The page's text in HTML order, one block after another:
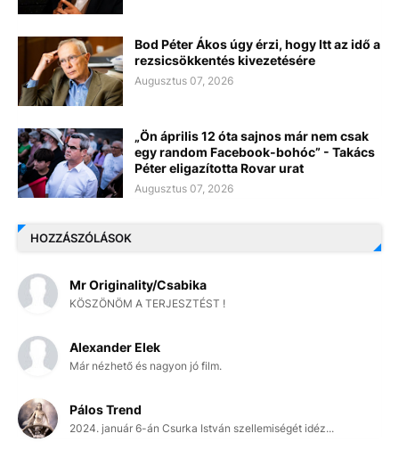
Bod Péter Ákos úgy érzi, hogy Itt az idő a
rezsicsökkentés kivezetésére
Augusztus 07, 2026
„Ön április 12 óta sajnos már nem csak
egy random Facebook-bohóc” - Takács
Péter eligazította Rovar urat
Augusztus 07, 2026
HOZZÁSZÓLÁSOK
Mr Originality/Csabika
KÖSZÖNÖM A TERJESZTÉST !
Alexander Elek
Már nézhető és nagyon jó film.
Pálos Trend
2024. január 6-án Csurka István szellemiségét idéz...